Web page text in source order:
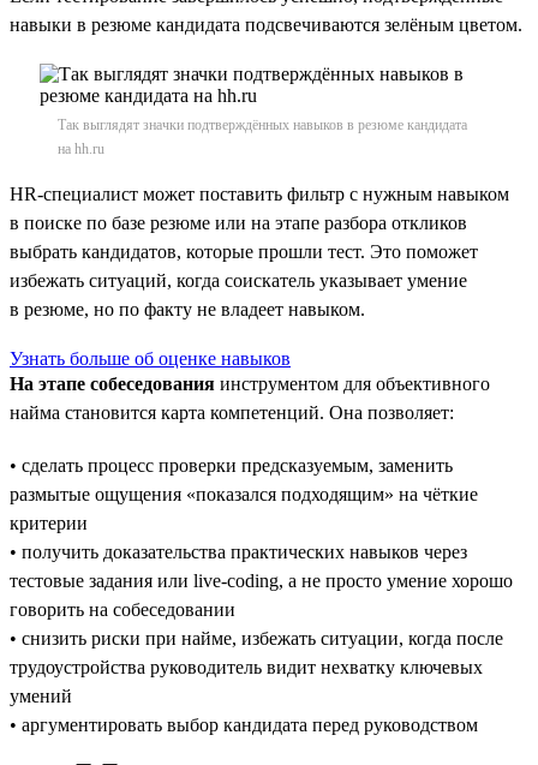
навыки в резюме кандидата подсвечиваются зелёным цветом.
Так выглядят значки подтверждённых навыков в резюме кандидата
на hh.ru
HR-специалист может поставить фильтр с нужным навыком
в поиске по базе резюме или на этапе разбора откликов
выбрать кандидатов, которые прошли тест. Это поможет
избежать ситуаций, когда соискатель указывает умение
в резюме, но по факту не владеет навыком.
Узнать больше об оценке навыков
На этапе собеседования инструментом для объективного
найма становится карта компетенций. Она позволяет:
• сделать процесс проверки предсказуемым, заменить
размытые ощущения «показался подходящим» на чёткие
критерии
• получить доказательства практических навыков через
тестовые задания или live-coding, а не просто умение хорошо
говорить на собеседовании
• снизить риски при найме, избежать ситуации, когда после
трудоустройства руководитель видит нехватку ключевых
умений
• аргументировать выбор кандидата перед руководством